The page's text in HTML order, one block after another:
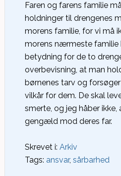
Faren og farens familie
holdninger til drengenes
morens familie, for vi må
morens nærmeste
betydning for de to
overbevisning, at man
børnenes tarv og
vilkår for dem. De skal
smerte, og jeg håber ikke,
gengæld mod deres far.
Skrevet i: Arkiv
Tags: ansvar, sårbarhed